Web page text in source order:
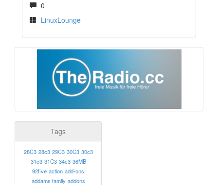
0
LinuxLounge
Tags
28C3 28c3 29C3 30C3 30c3
31c3 31C3 34c3 36MB
92five action add-ons
addams family addons